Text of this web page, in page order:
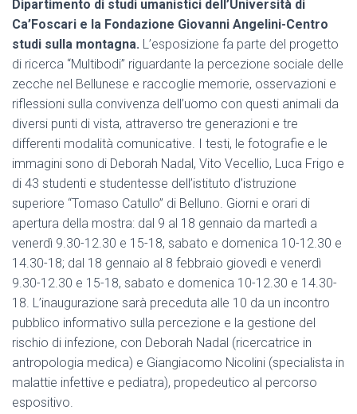
Dipartimento di studi umanistici dell’Università di
Ca’Foscari e la Fondazione Giovanni Angelini-Centro
studi sulla montagna. L’esposizione fa parte del progetto
di ricerca “Multibodi” riguardante la percezione sociale delle
zecche nel Bellunese e raccoglie memorie, osservazioni e
riflessioni sulla convivenza dell’uomo con questi animali da
diversi punti di vista, attraverso tre generazioni e tre
differenti modalità comunicative. I testi, le fotografie e le
immagini sono di Deborah Nadal, Vito Vecellio, Luca Frigo e
di 43 studenti e studentesse dell’istituto d’istruzione
superiore “Tomaso Catullo” di Belluno. Giorni e orari di
apertura della mostra: dal 9 al 18 gennaio da martedì a
venerdì 9.30-12.30 e 15-18, sabato e domenica 10-12.30 e
14.30-18; dal 18 gennaio al 8 febbraio giovedì e venerdì
9.30-12.30 e 15-18, sabato e domenica 10-12.30 e 14.30-
18. L’inaugurazione sarà preceduta alle 10 da un incontro
pubblico informativo sulla percezione e la gestione del
rischio di infezione, con Deborah Nadal (ricercatrice in
antropologia medica) e Giangiacomo Nicolini (specialista in
malattie infettive e pediatra), propedeutico al percorso
espositivo.